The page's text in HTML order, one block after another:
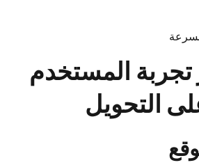
المستخدم
التحويل